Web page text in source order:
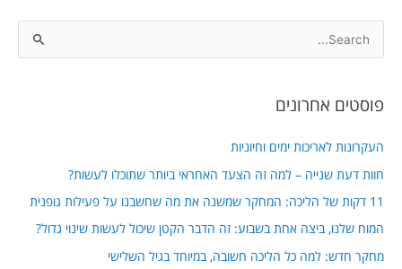
r
o
r
:
פוסטים אחרונים
העקרונות לאריכות ימים וחיוניות
חוות דעת שנייה – למה זה הצעד האחראי ביותר שתוכלו לעשות?
11 דקות של הליכה: המחקר שמשנה את מה שחשבנו על פעילות גופנית
המוח שלנו, ביצה אחת בשבוע: זה הדבר הקטן שיכול לעשות שינוי גדול?
מחקר חדש: למה כל הליכה חשובה, במיוחד בגיל השלישי